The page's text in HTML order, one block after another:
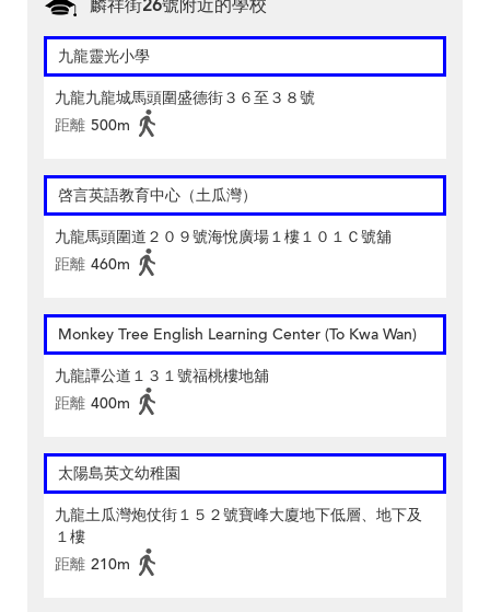
麟祥街26號附近的學校
九龍靈光小學
九龍九龍城馬頭圍盛德街３６至３８號
距離 500m
啓言英語教育中心（土瓜灣）
九龍馬頭圍道２０９號海悅廣場１樓１０１Ｃ號舖
距離 460m
Monkey Tree English Learning Center (To Kwa Wan)
九龍譚公道１３１號福桃樓地舖
距離 400m
太陽島英文幼稚園
九龍土瓜灣炮仗街１５２號寶峰大廈地下低層、地下及
１樓
距離 210m